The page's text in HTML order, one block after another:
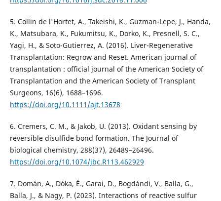
5. Collin de l'Hortet, A., Takeishi, K., Guzman-Lepe, J., Handa,
K., Matsubara, K., Fukumitsu, K., Dorko, K., Presnell, S. C.,
Yagi, H., & Soto-Gutierrez, A. (2016). Liver-Regenerative
Transplantation: Regrow and Reset. American journal of
transplantation : official journal of the American Society of
Transplantation and the American Society of Transplant
Surgeons, 16(6), 1688–1696.
https://doi.org/10.1111/ajt.13678
6. Cremers, C. M., & Jakob, U. (2013). Oxidant sensing by
reversible disulfide bond formation. The Journal of
biological chemistry, 288(37), 26489–26496.
https://doi.org/10.1074/jbc.R113.462929
7. Domán, A., Dóka, É., Garai, D., Bogdándi, V., Balla, G.,
Balla, J., & Nagy, P. (2023). Interactions of reactive sulfur